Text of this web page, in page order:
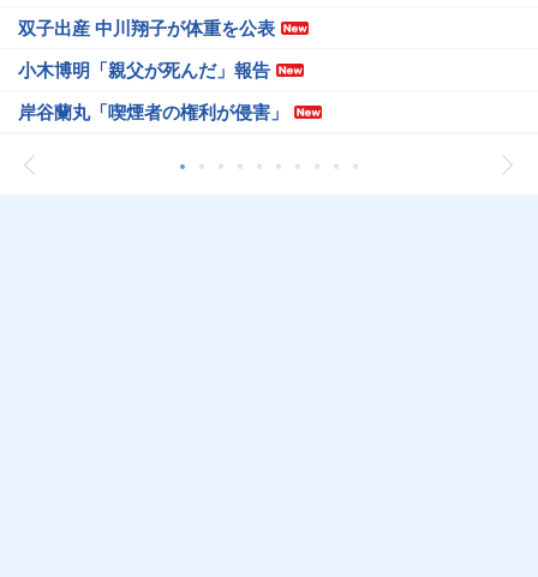
双子出産 中川翔子が体重を公表
小木博明「親父が死んだ」報告
岸谷蘭丸「喫煙者の権利が侵害」